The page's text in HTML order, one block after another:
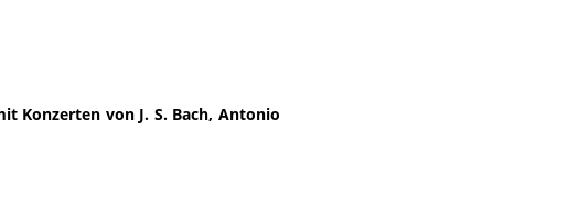
Konzerten von J. S. Bach, Antonio